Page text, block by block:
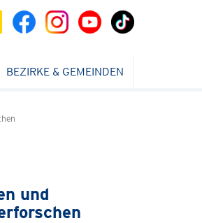
BEZIRKE & GEMEINDEN
und